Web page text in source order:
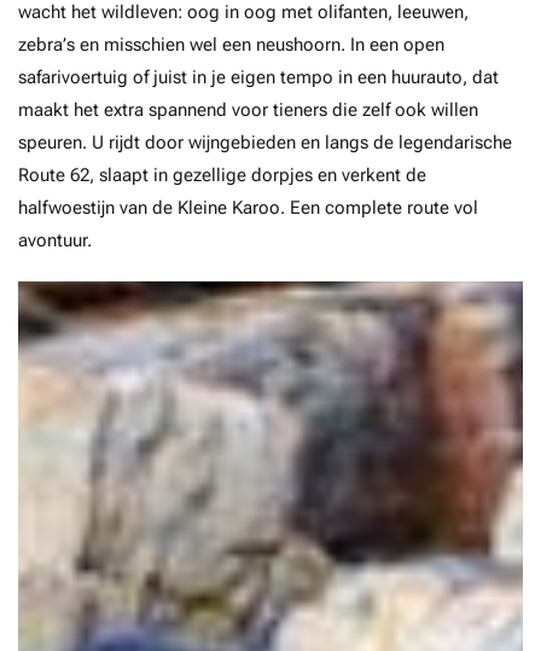
wacht het wildleven: oog in oog met olifanten, leeuwen,
zebra’s en misschien wel een neushoorn. In een open
safarivoertuig of juist in je eigen tempo in een huurauto, dat
maakt het extra spannend voor tieners die zelf ook willen
speuren. U rijdt door wijngebieden en langs de legendarische
Route 62, slaapt in gezellige dorpjes en verkent de
halfwoestijn van de Kleine Karoo. Een complete route vol
avontuur.